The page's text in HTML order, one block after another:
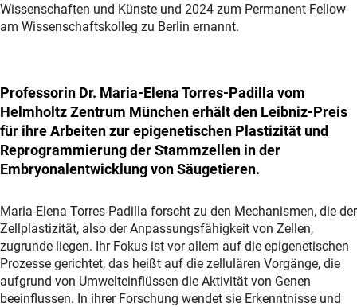
Wissenschaften und Künste und 2024 zum Permanent Fellow
am Wissenschaftskolleg zu Berlin ernannt.
Professorin Dr. Maria-Elena Torres-Padilla vom
Helmholtz Zentrum München erhält den Leibniz-Preis
für ihre Arbeiten zur epigenetischen Plastizität und
Reprogrammierung der Stammzellen in der
Embryonalentwicklung von Säugetieren.
Maria-Elena Torres-Padilla forscht zu den Mechanismen, die der
Zellplastizität, also der Anpassungsfähigkeit von Zellen,
zugrunde liegen. Ihr Fokus ist vor allem auf die epigenetischen
Prozesse gerichtet, das heißt auf die zellulären Vorgänge, die
aufgrund von Umwelteinflüssen die Aktivität von Genen
beeinflussen. In ihrer Forschung wendet sie Erkenntnisse und